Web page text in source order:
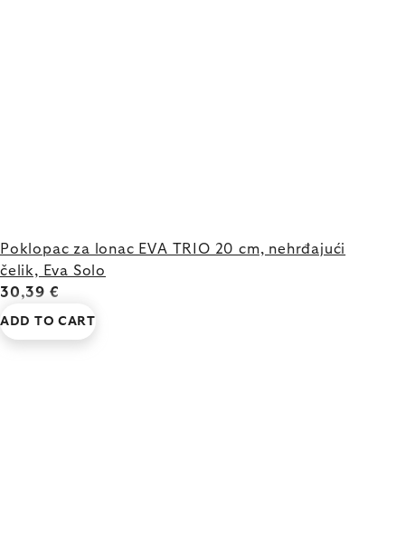
Poklopac za lonac EVA TRIO 20 cm, nehrđajući
čelik, Eva Solo
30,39 €
ADD TO CART